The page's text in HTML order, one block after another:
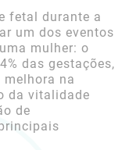
fetal durante a
um dos eventos
mulher: o
das gestações,
na
da vitalidade
de